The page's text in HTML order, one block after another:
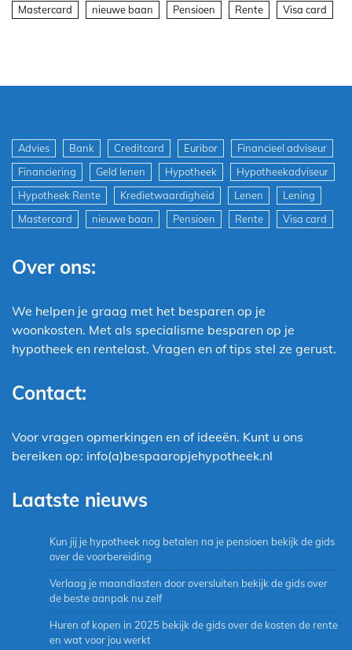
Mastercard
nieuwe baan Pensioen Rente Visa card
Advies Bank Creditcard Euribor
Financieel adviseur
Financiering
Geld lenen Hypotheek
Hypotheekadviseur
Hypotheek Rente
Kredietwaardigheid Lenen
Lening
Mastercard
nieuwe baan Pensioen Rente Visa card
Over ons:
We helpen je graag met het besparen op je
woonkosten. Met als specialisme besparen op je
hypotheek en rentelast. Vragen en of tips stel ze gerust.
Contact:
Voor vragen opmerkingen en of ideeën. Kunt u ons
bereiken op: info(a)bespaaropjehypotheek.nl
Laatste nieuws
Kun jij je hypotheek nog betalen na je pensioen bekijk de gids
over de voorbereiding
Verlaag je maandlasten door oversluiten bekijk de gids over
de beste aanpak nu zelf
Huren of kopen in 2025 bekijk de gids over de kosten de rente
en wat voor jou werkt